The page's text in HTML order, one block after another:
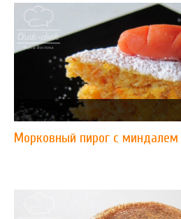
Морковный пирог с миндалем